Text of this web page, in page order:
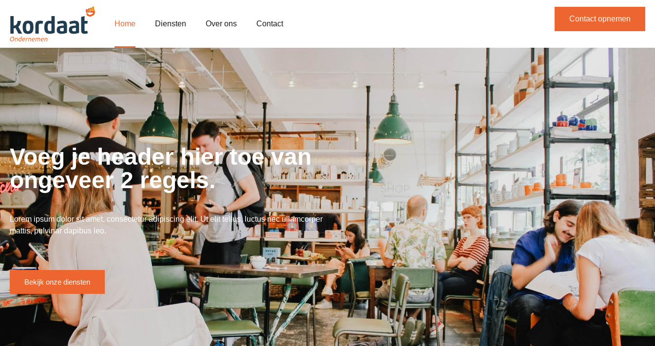
Home Diensten Over ons Contact
Contact opnemen
Voeg je header hier toe van
ongeveer 2 regels.
Lorem ipsum dolor sit amet, consectetur adipiscing elit. Ut elit tellus, luctus nec ullamcorper
mattis, pulvinar dapibus leo.
Bekijk onze diensten